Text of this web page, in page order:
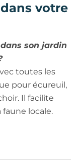
votre
son jardin
toutes les
pour écureuil,
Il facilite
faune locale.